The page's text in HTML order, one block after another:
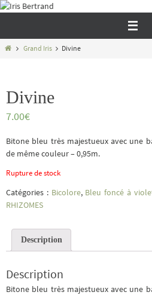
Passer
contenuHomeGrand Iris Divine
Divine
7.00€
Bitone bleu très majestueux avec une
de même couleur – 0,95m.
Rupture de stock
Catégories : Bicolore, Bleu foncé à
RHIZOMES
Description
Description
Bitone bleu très majestueux avec une